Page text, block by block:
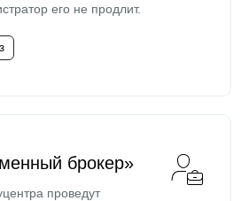
его не продлит.
брокер»
проведут